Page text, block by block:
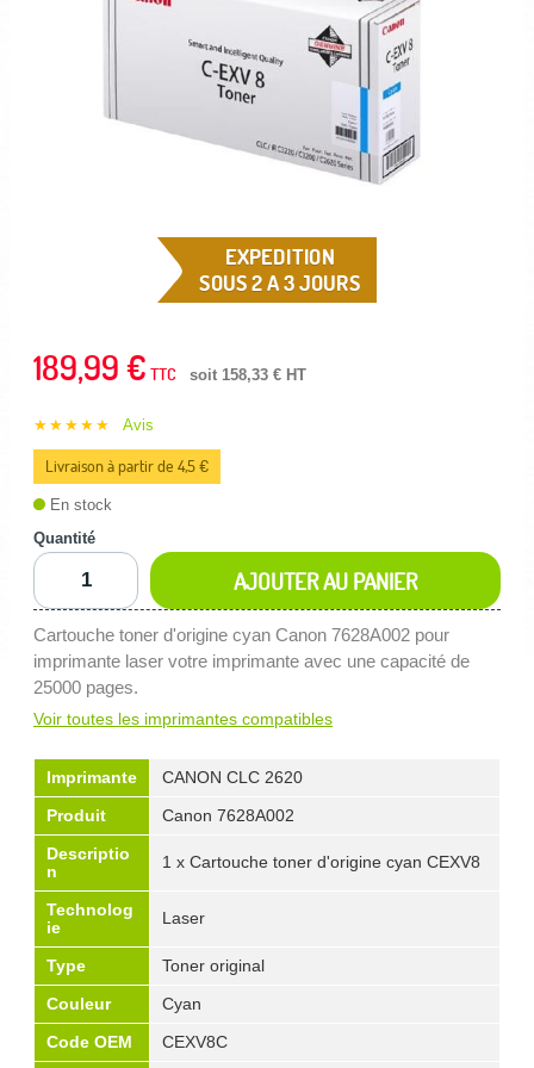
EXPEDITION
SOUS 2 A 3 JOURS
189,99 € TTC soit 158,33 € HT
★★★★★ Avis
Livraison à partir de 4,5 €
En stock
Quantité
AJOUTER AU PANIER
Cartouche toner d'origine cyan Canon 7628A002 pour
imprimante laser votre imprimante avec une capacité de
25000 pages.
Voir toutes les imprimantes compatibles
Imprimante
CANON CLC 2620
Produit
Canon 7628A002
Descriptio
n
1 x Cartouche toner d'origine cyan CEXV8
Technolog
ie
Laser
Type
Toner original
Couleur
Cyan
Code OEM
CEXV8C